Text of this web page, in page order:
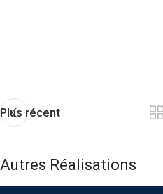
Plus récent
Autres Réalisations